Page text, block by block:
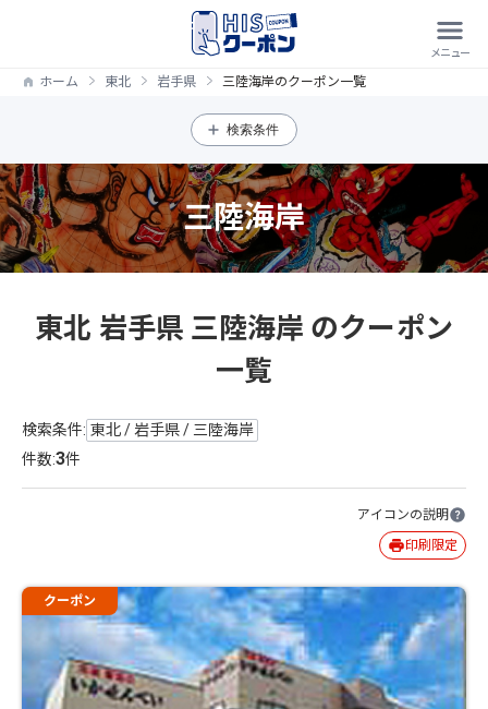
ホーム 東北 岩手県 三陸海岸のクーポン一覧
検索条件
三陸海岸
東北 岩手県 三陸海岸 のクーポン
一覧
検索条件: 東北 / 岩手県 / 三陸海岸
件数:3件
アイコンの説明
印刷限定
クーポン